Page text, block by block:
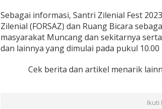
Sebagai informasi, Santri Zilenial Fest
Zilenial (FORSAZ) dan Ruang Bicara
masyarakat Muncang dan sekitarnya
dan lainnya yang dimulai pada pukul
Cek berita dan artikel menarik
Ikuti